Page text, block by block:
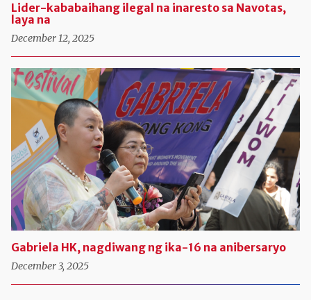
Lider-kababaihang ilegal na inaresto sa Navotas,
laya na
December 12, 2025
Gabriela HK, nagdiwang ng ika-16 na anibersaryo
December 3, 2025